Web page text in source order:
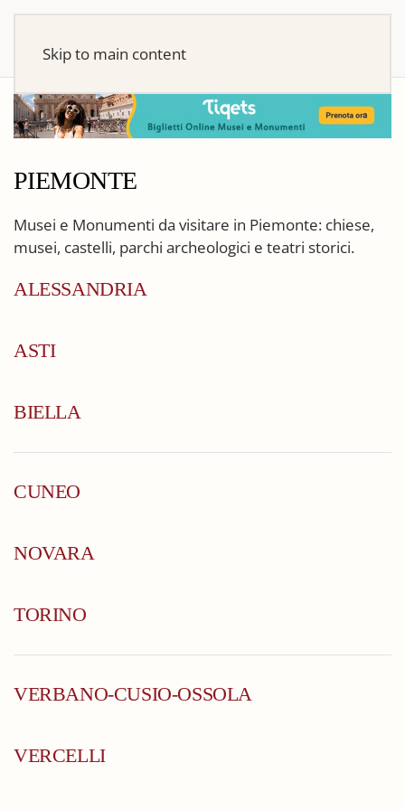
Skip to main content
PIEMONTE
Musei e Monumenti da visitare in Piemonte: chiese,
musei, castelli, parchi archeologici e teatri storici.
ALESSANDRIA
ASTI
BIELLA
CUNEO
NOVARA
TORINO
VERBANO-CUSIO-OSSOLA
VERCELLI